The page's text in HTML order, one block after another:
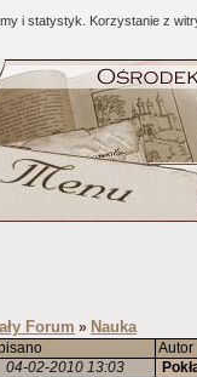
i statystyk. Korzystanie z
Forum » Nauka
Autor
04-02-2010 13:03